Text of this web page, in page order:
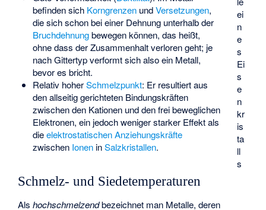
ei
n
e
s
Ei
s
e
n
kr
is
ta
ll
s
befinden sich KorngrenzenundVersetzungen,
die sich schon bei einer Dehnung unterhalb der
Bruchdehnungbewegen können, das heißt,
ohne dass der Zusammenhalt verloren geht; je
nach Gittertyp verformt sich also ein Metall,
bevor es bricht.
Relativ hoherSchmelzpunkt: Er resultiert aus
den allseitig gerichteten Bindungskräften
zwischen den Kationen und den frei beweglichen
Elektronen, ein jedoch weniger starker Effekt als
dieelektrostatischen Anziehungskräfte
zwischen IoneninSalzkristallen.
Schmelz- und Siedetemperaturen
Alshochschmelzendbezeichnet man Metalle, deren